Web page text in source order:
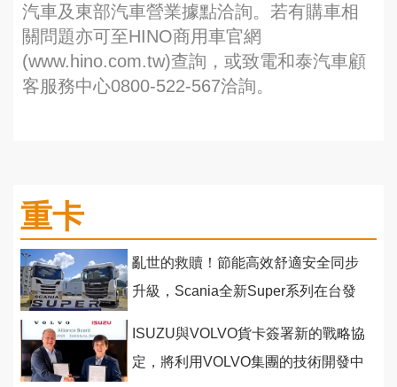
汽車及東部汽車營業據點洽詢。若有購車相
關問題亦可至HINO商用車官網
(www.hino.com.tw)查詢，或致電和泰汽車顧
客服務中心0800-522-567洽詢。
重卡
亂世的救贖！節能高效舒適安全同步
升級，Scania全新Super系列在台發
ISUZU與VOLVO貨卡簽署新的戰略協
定，將利用VOLVO集團的技術開發中